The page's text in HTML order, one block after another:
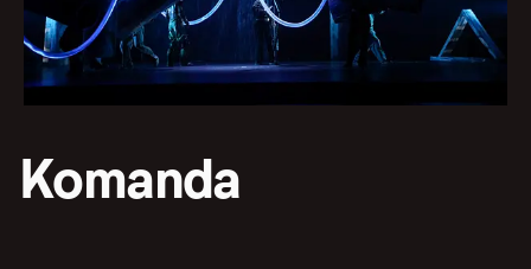
Komanda